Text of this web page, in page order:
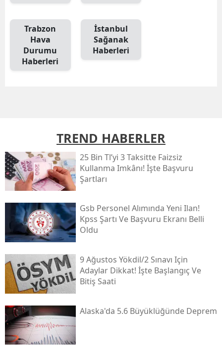
Trabzon
Hava
Durumu
Haberleri
İstanbul
Sağanak
Haberleri
TREND HABERLER
25 Bin Tl’yi 3 Taksitte Faizsiz
Kullanma Imkânı! İşte Başvuru
Şartları
Gsb Personel Alımında Yeni Ilan!
Kpss Şartı Ve Başvuru Ekranı Belli
Oldu
9 Ağustos Yökdi̇l/2 Sınavı Için
Adaylar Dikkat! İşte Başlangıç Ve
Bitiş Saati
Alaska'da 5.6 Büyüklüğünde Deprem